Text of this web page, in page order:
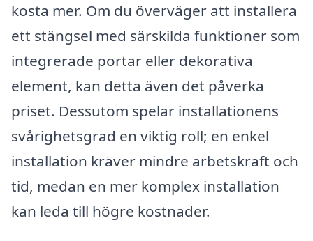
kosta mer. Om du överväger att installera
ett stängsel med särskilda funktioner som
integrerade portar eller dekorativa
element, kan detta även det påverka
priset. Dessutom spelar installationens
svårighetsgrad en viktig roll; en enkel
installation kräver mindre arbetskraft och
tid, medan en mer komplex installation
kan leda till högre kostnader.